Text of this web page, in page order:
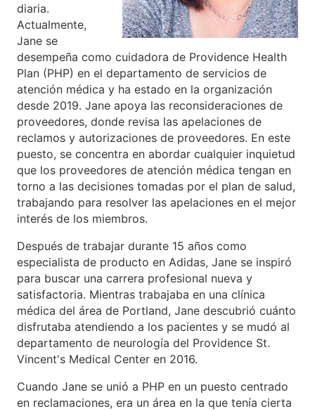
diaria.
Actualmente,
Jane se
desempeña como cuidadora de Providence Health
Plan (PHP) en el departamento de servicios de
atención médica y ha estado en la organización
desde 2019. Jane apoya las reconsideraciones de
proveedores, donde revisa las apelaciones de
reclamos y autorizaciones de proveedores. En este
puesto, se concentra en abordar cualquier inquietud
que los proveedores de atención médica tengan en
torno a las decisiones tomadas por el plan de salud,
trabajando para resolver las apelaciones en el mejor
interés de los miembros.
Después de trabajar durante 15 años como
especialista de producto en Adidas, Jane se inspiró
para buscar una carrera profesional nueva y
satisfactoria. Mientras trabajaba en una clínica
médica del área de Portland, Jane descubrió cuánto
disfrutaba atendiendo a los pacientes y se mudó al
departamento de neurología del Providence St.
Vincent's Medical Center en 2016.
Cuando Jane se unió a PHP en un puesto centrado
en reclamaciones, era un área en la que tenía cierta